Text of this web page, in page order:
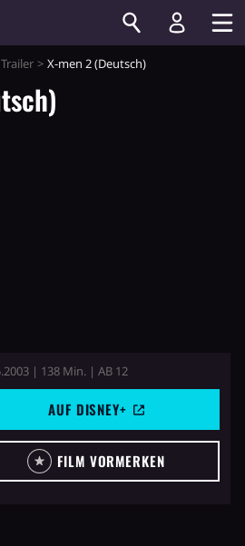
Trailer X-men 2 (Deutsch)
| 138 Min. | AB 12
AUF DISNEY+
FILM VORMERKEN